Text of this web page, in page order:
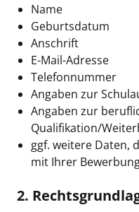
Name
Geburtsdatum
Anschrift
E-Mail-Adresse
Telefonnummer
Angaben zur
Angaben zur
Qualifikation/
ggf. weitere Daten,
mit Ihrer
2.